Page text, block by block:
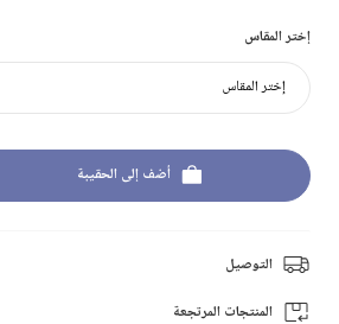
إختر المقاس
إختر المقاس
أضف إلى الحقيبة
التوصيل
المنتجات المرتجعة